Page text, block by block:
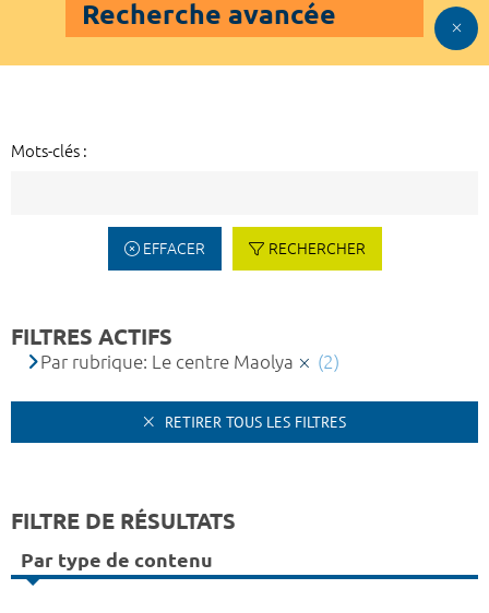
Recherche avancée
Mots-clés :
EFFACER RECHERCHER
FILTRES ACTIFS
Par rubrique: Le centre Maolya (2)
RETIRER TOUS LES FILTRES
FILTRE DE RÉSULTATS
Par type de contenu